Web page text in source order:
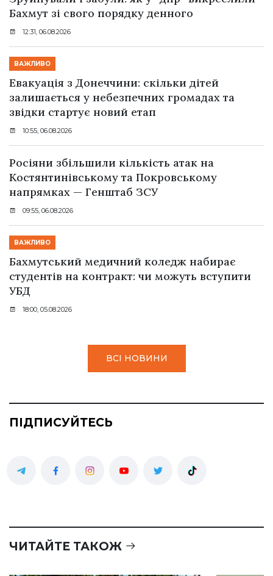
Бахмут зі свого порядку денного
12:31, 06.08.2026
ВАЖЛИВО
Евакуація з Донеччини: скільки дітей
залишається у небезпечних громадах та
звідки стартує новий етап
10:55, 06.08.2026
Росіяни збільшили кількість атак на
Костянтинівському та Покровському
напрямках — Генштаб ЗСУ
09:55, 06.08.2026
ВАЖЛИВО
Бахмутський медичний коледж набирає
студентів на контракт: чи можуть вступити
УБД
18:00, 05.08.2026
ВСІ НОВИНИ
ПІДПИСУЙТЕСЬ
ЧИТАЙТЕ ТАКОЖ